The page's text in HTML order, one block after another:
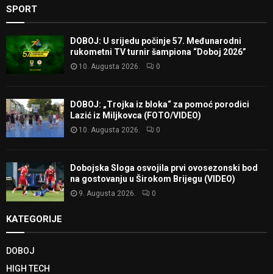
SPORT
DOBOJ: U srijedu počinje 57. Međunarodni
rukometni TV turnir šampiona “Doboj 2026”
10. Augusta 2026. 0
DOBOJ: „Trojka iz bloka“ za pomoć porodici
Lazić iz Miljkovca (FOTO/VIDEO)
10. Augusta 2026. 0
Dobojska Sloga osvojila prvi ovosezonski bod
na gostovanju u Širokom Brijegu (VIDEO)
9. Augusta 2026. 0
KATEGORIJE
DOBOJ
HIGH TECH